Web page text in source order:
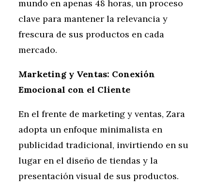
mundo en apenas 48 horas, un proceso
clave para mantener la relevancia y
frescura de sus productos en cada
mercado.
Marketing y Ventas: Conexión
Emocional con el Cliente
En el frente de marketing y ventas, Zara
adopta un enfoque minimalista en
publicidad tradicional, invirtiendo en su
lugar en el diseño de tiendas y la
presentación visual de sus productos.